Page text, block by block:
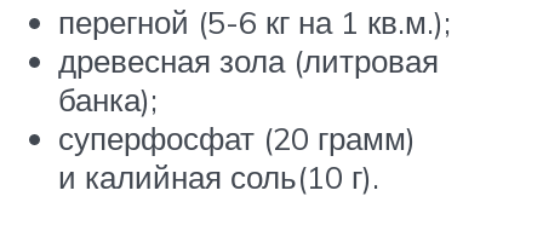
перегной (5-6 кг на 1 кв.м.);
древесная зола (литровая
банка);
суперфосфат (20 грамм)
и калийная соль(10 г).